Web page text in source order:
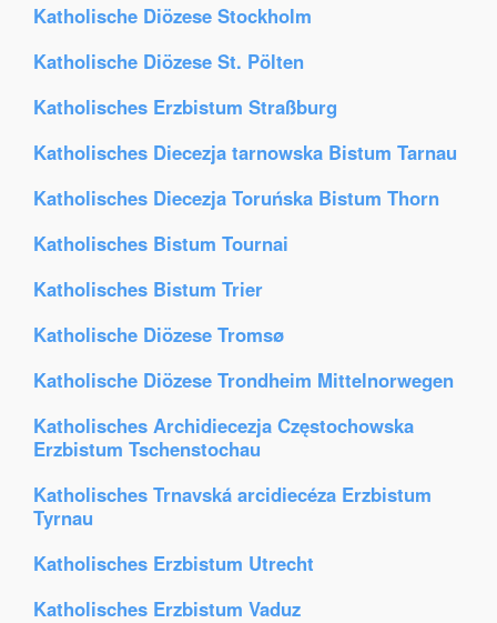
Katholische Diözese Stockholm
Katholische Diözese St. Pölten
Katholisches Erzbistum Straßburg
Katholisches Diecezja tarnowska Bistum Tarnau
Katholisches Diecezja Toruńska Bistum Thorn
Katholisches Bistum Tournai
Katholisches Bistum Trier
Katholische Diözese Tromsø
Katholische Diözese Trondheim Mittelnorwegen
Katholisches Archidiecezja Częstochowska
Erzbistum Tschenstochau
Katholisches Trnavská arcidiecéza Erzbistum
Tyrnau
Katholisches Erzbistum Utrecht
Katholisches Erzbistum Vaduz